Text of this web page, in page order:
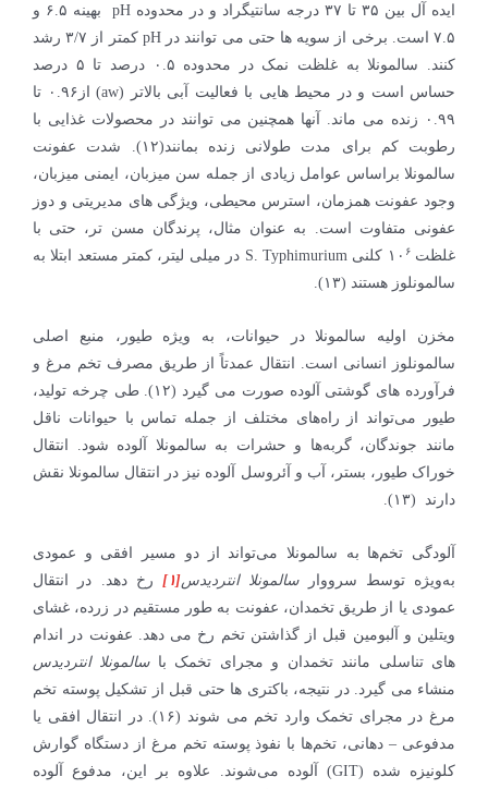
ایده آل بین ۳۵ تا ۳۷ درجه سانتیگراد و در محدوده pH بهینه ۶.۵ و
۷.۵ است. برخی از سویه ها حتی می توانند در pH کمتر از ۳/۷ رشد
کنند. سالمونلا به غلظت نمک در محدوده ۰.۵ درصد تا ۵ درصد
حساس است و در محیط هایی با فعالیت آبی بالاتر (aw) از۰.۹۶ تا
۰.۹۹ زنده می ماند. آنها همچنین می توانند در محصولات غذایی با
رطوبت کم برای مدت طولانی زنده بمانند(۱۲). شدت عفونت
سالمونلا براساس عوامل زیادی از جمله سن میزبان، ایمنی میزبان،
وجود عفونت همزمان، استرس محیطی، ویژگی های مدیریتی و دوز
عفونی متفاوت است. به عنوان مثال، پرندگان مسن تر، حتی با
غلظت ۱۰۶
کلنی S. Typhimurium در میلی لیتر، کمتر مستعد ابتلا به
سالمونلوز هستند (۱۳).
مخزن اولیه سالمونلا در حیوانات، به ویژه طیور، منبع اصلی
سالمونلوز انسانی است. انتقال عمدتاً از طریق مصرف تخم مرغ و
فرآورده های گوشتی آلوده صورت می گیرد (۱۲). طی چرخه تولید،
طیور می‌تواند از راه‌های مختلف از جمله تماس با حیوانات ناقل
مانند جوندگان، گربه‌ها و حشرات به سالمونلا آلوده شود. انتقال
خوراک طیور، بستر، آب و آئروسل آلوده نیز در انتقال سالمونلا نقش
دارند (۱۳).
آلودگی تخم‌ها به سالمونلا می‌تواند از دو مسیر افقی و عمودی
به‌ویژه توسط سرووارسالمونلا انتردیدس[۱]
رخ دهد. در انتقال
عمودی یا از طریق تخمدان، عفونت به طور مستقیم در زرده، غشای
ویتلین و آلبومین قبل از گذاشتن تخم رخ می دهد. عفونت در اندام
های تناسلی مانند تخمدان و مجرای تخمک باسالمونلا انتردیدس
منشاء می گیرد. در نتیجه، باکتری ها حتی قبل از تشکیل پوسته تخم
مرغ در مجرای تخمک وارد تخم می شوند (۱۶). در انتقال افقی یا
مدفوعی – دهانی، تخم‌ها با نفوذ پوسته تخم مرغ از دستگاه گوارش
کلونیزه شده (GIT) آلوده می‌شوند. علاوه بر این، مدفوع آلوده